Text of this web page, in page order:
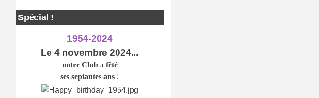
Spécial !
1954-2024
Le 4 novembre 2024...
notre Club a fêté
ses septantes ans !